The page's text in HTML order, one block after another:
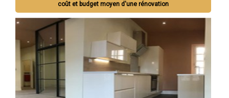
coût et budget moyen d'une rénovation